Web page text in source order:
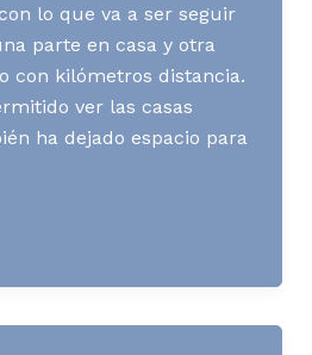
lo que va a ser seguir
parte en casa y otra
con kilómetros distancia.
ver las casas
ha dejado espacio para